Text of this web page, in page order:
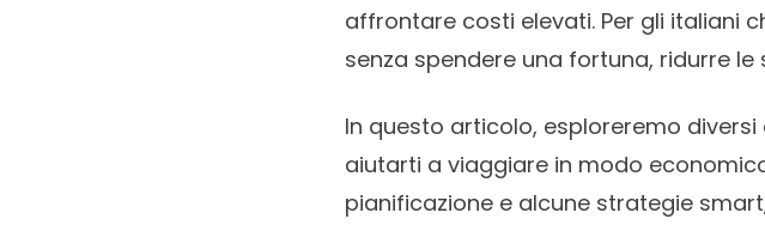
affrontare costi elevati. Per gli italiani
senza spendere una fortuna, ridurre
In questo articolo, esploreremo
aiutarti a viaggiare in modo
pianificazione e alcune strategie